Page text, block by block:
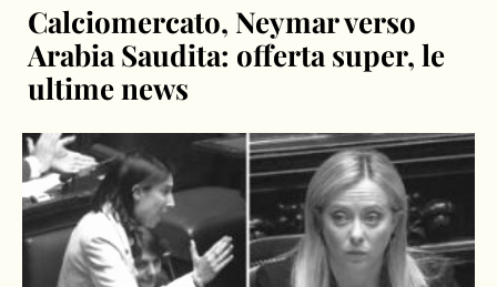
Calciomercato, Neymar verso
Arabia Saudita: offerta super, le
ultime news